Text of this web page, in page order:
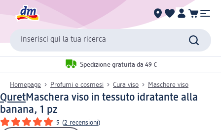
Inserisci qui la tua ricerca
Spedizione gratuita da 49 €
Homepage Profumi e cosmesi Cura viso Maschere viso
QuretMaschera viso in tessuto idratante alla
banana, 1 pz
5 (2 recensioni)